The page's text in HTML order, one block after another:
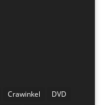
Crawinkel
DVD